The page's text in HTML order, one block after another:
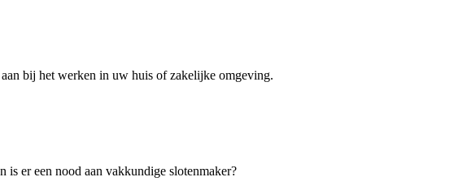
bij het werken in uw huis of zakelijke omgeving.
er een nood aan vakkundige slotenmaker?